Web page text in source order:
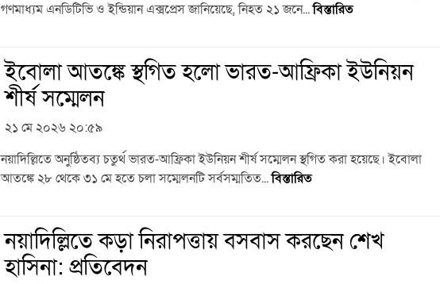
গণমাধ্যম এনডিটিভি ও ইন্ডিয়ান এক্সপ্রেস জানিয়েছে, নিহত ২১ জনে...বিস্তারিত
ইবোলা আতঙ্কে স্থগিত হলো ভারত-আফ্রিকা ইউনিয়ন
শীর্ষ সম্মেলন
২১ মে ২০২৬ ২০:৫৯
নয়াদিল্লিতে অনুষ্ঠিতব্য চতুর্থ ভারত-আফ্রিকা ইউনিয়ন শীর্ষ সম্মেলন স্থগিত করা হয়েছে। ইবোলা
আতঙ্কে ২৮ থেকে ৩১ মে হতে চলা সম্মেলনটি সর্বসম্মতিত...বিস্তারিত
নয়াদিল্লিতে কড়া নিরাপত্তায় বসবাস করছেন শেখ
হাসিনা: প্রতিবেদন